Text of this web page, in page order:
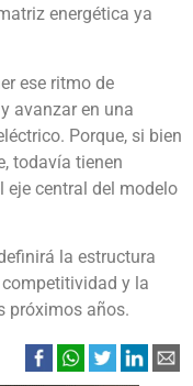
energética ya
ese ritmo de
avanzar en una
Porque, si bien
todavía tienen
eje central del modelo
la estructura
y la
próximos años.